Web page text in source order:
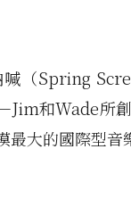
（Spring
Jim和Wade所
大的國際型音